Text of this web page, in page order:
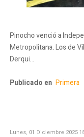
Pinocho venció a
Metropolitana. Los de
Derqui…
Publicado en Primera
Lunes, 01 Diciembre 2025